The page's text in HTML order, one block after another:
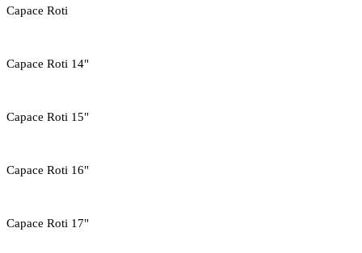
Capace Roti
Capace Roti 14"
Capace Roti 15"
Capace Roti 16"
Capace Roti 17"